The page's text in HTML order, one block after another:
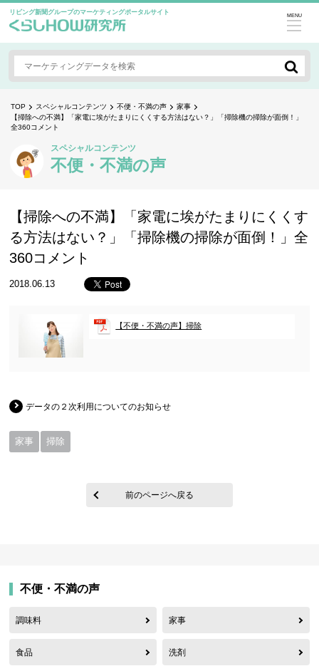
リビング新聞グループのマーケティングポータルサイト MENU
TOP スペシャルコンテンツ 不便・不満の声
家事
【掃除への不満】「家電に埃がたまりにくくする方法はない？」「掃除機の掃除が面倒！」
全360コメント
スペシャルコンテンツ
不便・不満の声
【掃除への不満】「家電に埃がたまりにくくす
る方法はない？」「掃除機の掃除が面倒！」全
360コメント
2018.06.13
【不便・不満の声】掃除
データの２次利用についてのお知らせ
家事 掃除
前のページへ戻る
不便・不満の声
調味料 家事
食品 洗剤